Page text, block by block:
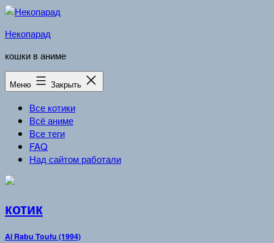
Перейти
содержимому
Некопарад
кошки в аниме
Меню Закрыть
Все котики
Всё аниме
Все теги
FAQ
Над сайтом работали
котик
Ai Rabu Toufu (1994)